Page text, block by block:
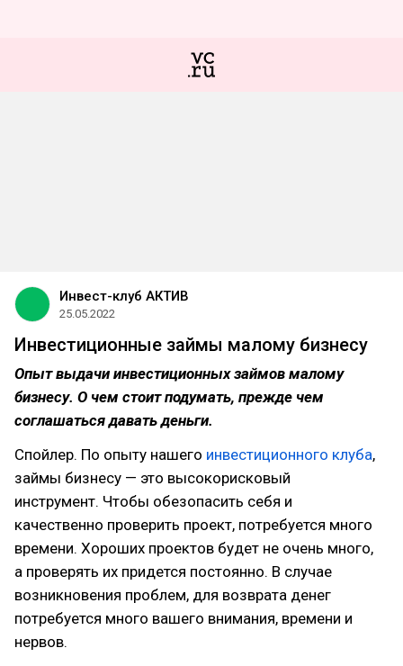
Инвест-клуб АКТИВ
25.05.2022
Инвестиционные займы малому бизнесу
Опыт выдачи инвестиционных займов малому
бизнесу. О чем стоит подумать, прежде чем
соглашаться давать деньги.
Спойлер. По опыту нашего инвестиционного клуба,
займы бизнесу — это высокорисковый
инструмент. Чтобы обезопасить себя и
качественно проверить проект, потребуется много
времени. Хороших проектов будет не очень много,
а проверять их придется постоянно. В случае
возникновения проблем, для возврата денег
потребуется много вашего внимания, времени и
нервов.